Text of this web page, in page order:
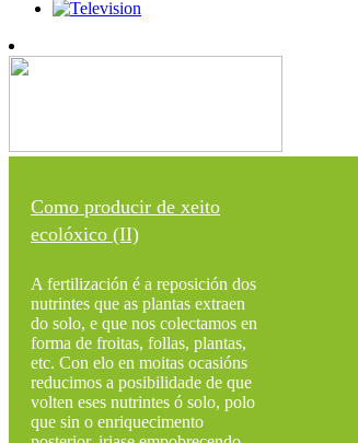
Como producir de xeito
ecolóxico (II)
A fertilización é a reposición dos
nutrintes que as plantas extraen
do solo, e que nos colectamos en
forma de froitas, follas, plantas,
etc. Con elo en moitas ocasións
reducimos a posibilidade de que
volten eses nutrintes ó solo, polo
que sin o enriquecimento